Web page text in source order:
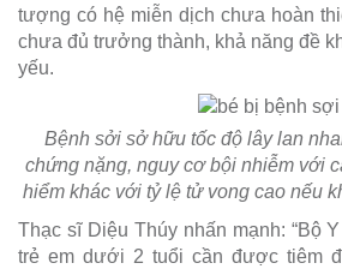
tượng có hệ miễn dịch chưa hoàn
chưa đủ trưởng thành, khả năng đề
yếu.
Bệnh sởi sở hữu tốc độ lây lan
chứng nặng, nguy cơ bội nhiễm với
hiểm khác với tỷ lệ tử vong cao nếu
Thạc sĩ Diệu Thúy nhấn mạnh: “Bộ
trẻ em dưới 2 tuổi cần được tiêm